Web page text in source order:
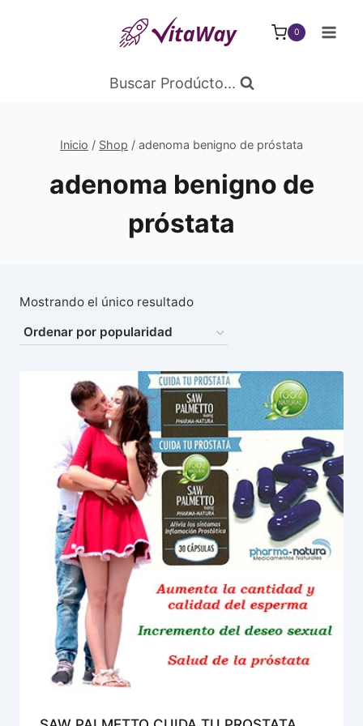
0
Buscar Prodúcto...
Inicio / Shop / adenoma benigno de próstata
adenoma benigno de
próstata
Mostrando el único resultado